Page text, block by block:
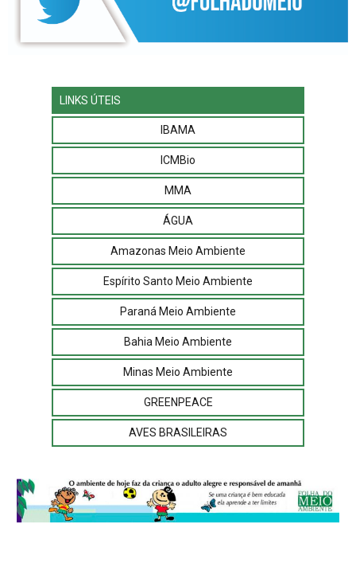
LINKS ÚTEIS
IBAMA
ICMBio
MMA
ÁGUA
Amazonas Meio Ambiente
Espírito Santo Meio Ambiente
Paraná Meio Ambiente
Bahia Meio Ambiente
Minas Meio Ambiente
GREENPEACE
AVES BRASILEIRAS